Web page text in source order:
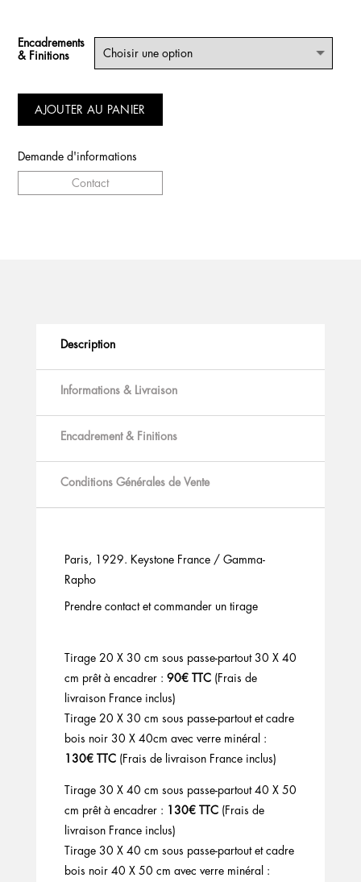
Encadrements
& Finitions
AJOUTER AU PANIER
Demande d'informations
Contact
Description
Informations & Livraison
Encadrement & Finitions
Conditions Générales de Vente
Paris, 1929. Keystone France / Gamma-
Rapho
Prendre contact et commander un tirage
Tirage 20 X 30 cm sous passe-partout 30 X 40
cm prêt à encadrer : 90€ TTC(Frais de
livraison France inclus)
Tirage 20 X 30 cm sous passe-partout et cadre
bois noir 30 X 40cm avec verre minéral :
130€ TTC (Frais de livraison France inclus)
Tirage 30 X 40 cm sous passe-partout 40 X 50
cm prêt à encadrer : 130€ TTC(Frais de
livraison France inclus)
Tirage 30 X 40 cm sous passe-partout et cadre
bois noir 40 X 50 cm avec verre minéral :